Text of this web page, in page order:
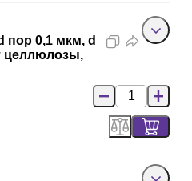
пор 0,1 мкм, d
целлюлозы,